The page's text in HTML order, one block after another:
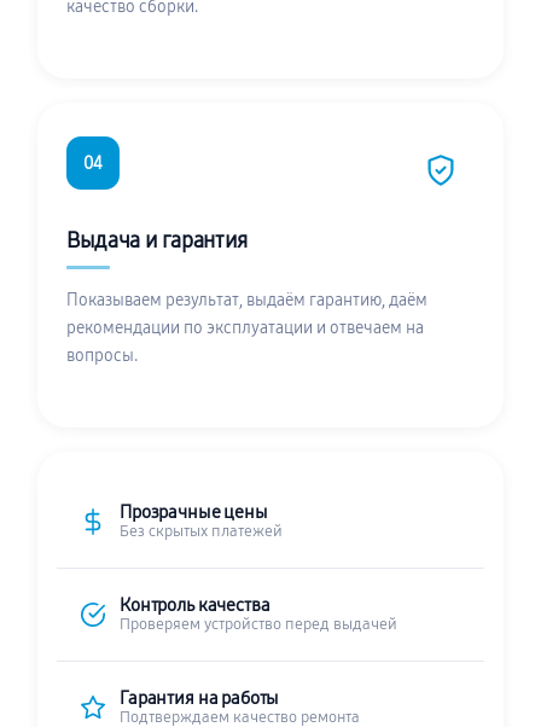
качество сборки.
04
Выдача и гарантия
Показываем результат, выдаём гарантию, даём
рекомендации по эксплуатации и отвечаем на
вопросы.
Прозрачные цены
Без скрытых платежей
Контроль качества
Проверяем устройство перед выдачей
Гарантия на работы
Подтверждаем качество ремонта